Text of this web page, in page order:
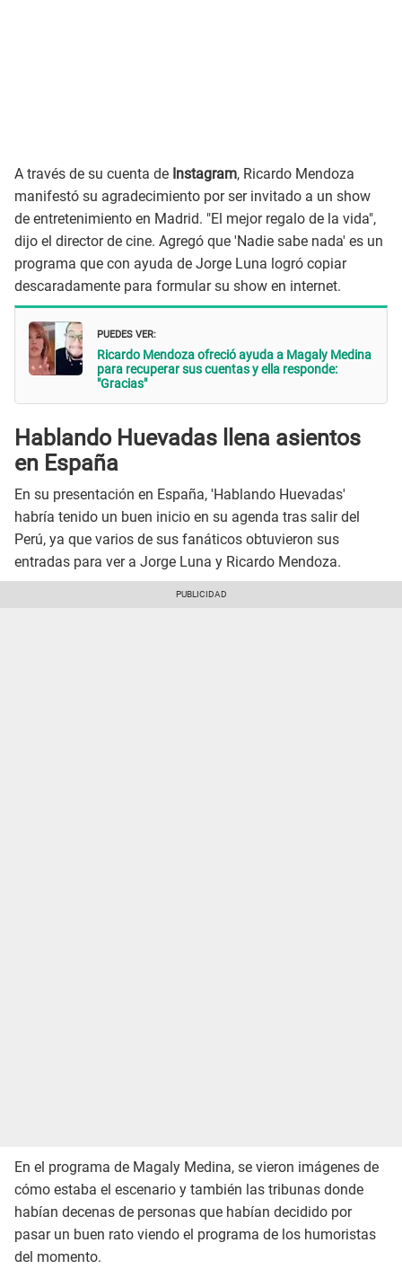
A través de su cuenta de Instagram, Ricardo Mendoza
manifestó su agradecimiento por ser invitado a un show
de entretenimiento en Madrid. "El mejor regalo de la vida",
dijo el director de cine. Agregó que 'Nadie sabe nada' es un
programa que con ayuda de Jorge Luna logró copiar
descaradamente para formular su show en internet.
PUEDES VER:
Ricardo Mendoza ofreció ayuda a Magaly Medina
para recuperar sus cuentas y ella responde:
"Gracias"
Hablando Huevadas llena asientos
en España
En su presentación en España, 'Hablando Huevadas'
habría tenido un buen inicio en su agenda tras salir del
Perú, ya que varios de sus fanáticos obtuvieron sus
entradas para ver a Jorge Luna y Ricardo Mendoza.
En el programa de Magaly Medina, se vieron imágenes de
cómo estaba el escenario y también las tribunas donde
habían decenas de personas que habían decidido por
pasar un buen rato viendo el programa de los humoristas
del momento.